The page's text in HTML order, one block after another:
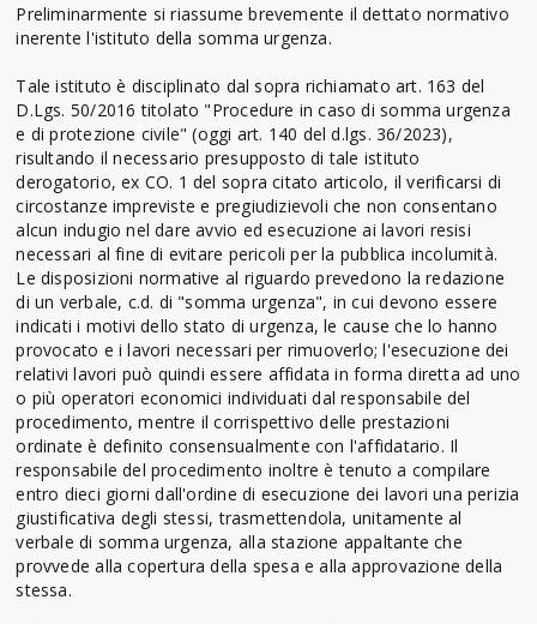
Preliminarmente si riassume brevemente il dettato normativo
inerente l'istituto della somma urgenza.
Tale istituto è disciplinato dal sopra richiamato art. 163 del
D.Lgs. 50/2016 titolato "Procedure in caso di somma urgenza
e di protezione civile" (oggi art. 140 del d.lgs. 36/2023),
risultando il necessario presupposto di tale istituto
derogatorio, ex CO. 1 del sopra citato articolo, il verificarsi di
circostanze impreviste e pregiudizievoli che non consentano
alcun indugio nel dare avvio ed esecuzione ai lavori resisi
necessari al fine di evitare pericoli per la pubblica incolumità.
Le disposizioni normative al riguardo prevedono la redazione
di un verbale, c.d. di "somma urgenza", in cui devono essere
indicati i motivi dello stato di urgenza, le cause che lo hanno
provocato e i lavori necessari per rimuoverlo; l'esecuzione dei
relativi lavori può quindi essere affidata in forma diretta ad uno
o più operatori economici individuati dal responsabile del
procedimento, mentre il corrispettivo delle prestazioni
ordinate è definito consensualmente con l'affidatario. Il
responsabile del procedimento inoltre è tenuto a compilare
entro dieci giorni dall'ordine di esecuzione dei lavori una perizia
giustificativa degli stessi, trasmettendola, unitamente al
verbale di somma urgenza, alla stazione appaltante che
provvede alla copertura della spesa e alla approvazione della
stessa.